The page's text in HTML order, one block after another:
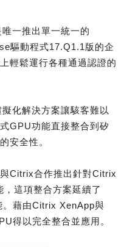
一推出單一統一的
驅動程式17.Q1.1版的企
輕鬆運行各種通過認證的
化解決方案讓駭客難以
GPU功能直接整合到矽
安全性。
Citrix合作推出針對Citrix
這項整合方案延續了
。藉由Citrix XenApp與
得以完全整合並應用。